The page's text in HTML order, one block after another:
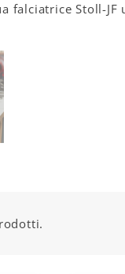
falciatrice Stoll-